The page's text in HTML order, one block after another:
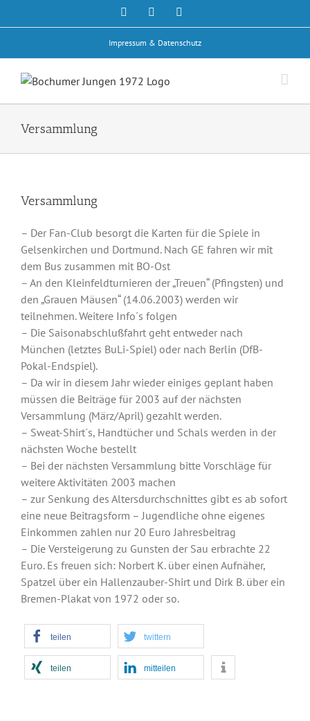
Inhalt
Facebook
Impressum & Datenschutz
Versammlung
Versammlung
– Der Fan-Club besorgt die Karten für die Spiele in
Gelsenkirchen und Dortmund. Nach GE fahren wir mit
dem Bus zusammen mit BO-Ost
– An den Kleinfeldturnieren der „Treuen“ (Pfingsten) und
den „Grauen Mäusen“ (14.06.2003) werden wir
teilnehmen. Weitere Info´s folgen
– Die Saisonabschlußfahrt geht entweder nach
München (letztes BuLi-Spiel) oder nach Berlin (DfB-
Pokal-Endspiel).
– Da wir in diesem Jahr wieder einiges geplant haben
müssen die Beiträge für 2003 auf der nächsten
Versammlung (März/April) gezahlt werden.
– Sweat-Shirt´s, Handtücher und Schals werden in der
nächsten Woche bestellt
– Bei der nächsten Versammlung bitte Vorschläge für
weitere Aktivitäten 2003 machen
– zur Senkung des Altersdurchschnittes gibt es ab sofort
eine neue Beitragsform – Jugendliche ohne eigenes
Einkommen zahlen nur 20 Euro Jahresbeitrag
– Die Versteigerung zu Gunsten der Sau erbrachte 22
Euro. Es freuen sich: Norbert K. über einen Aufnäher,
Spatzel über ein Hallenzauber-Shirt und Dirk B. über ein
Bremen-Plakat von 1972 oder so.
teilen twittern
teilen mitteilen